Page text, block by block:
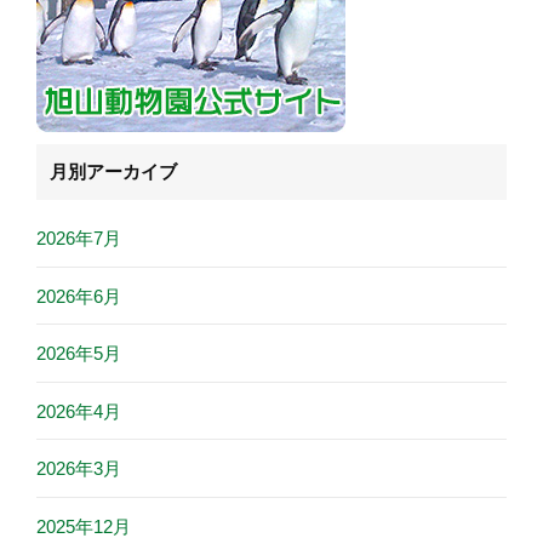
月別アーカイブ
2026年7月
2026年6月
2026年5月
2026年4月
2026年3月
2025年12月